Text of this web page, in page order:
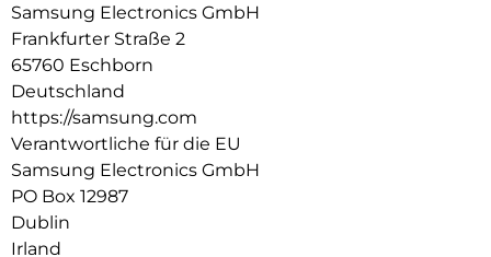
Samsung Electronics GmbH
Frankfurter Straße 2
65760 Eschborn
Deutschland
https://samsung.com
Verantwortliche für die EU
Samsung Electronics GmbH
PO Box 12987
Dublin
Irland